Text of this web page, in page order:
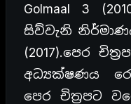
Golmaal 3
සිව්වැනි
(2017).පෙර
අධ්‍යක්ෂණය
පෙර චිත්‍රපට